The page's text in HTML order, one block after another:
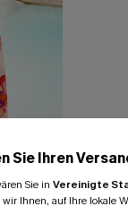
mit
Grünes
Strandkleid
Sie Ihren
Sie in Vereinigte
Ihnen, auf Ihre lokale